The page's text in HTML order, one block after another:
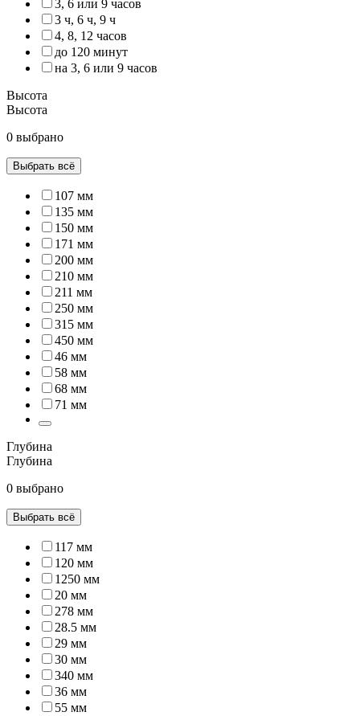
3, 6 или 9 часов
3 ч, 6 ч, 9 ч
4, 8, 12 часов
до 120 минут
на 3, 6 или 9 часов
Высота
Высота
0 выбрано
Выбрать всё
107 мм
135 мм
150 мм
171 мм
200 мм
210 мм
211 мм
250 мм
315 мм
450 мм
46 мм
58 мм
68 мм
71 мм
Глубина
Глубина
0 выбрано
Выбрать всё
117 мм
120 мм
1250 мм
20 мм
278 мм
28.5 мм
29 мм
30 мм
340 мм
36 мм
55 мм